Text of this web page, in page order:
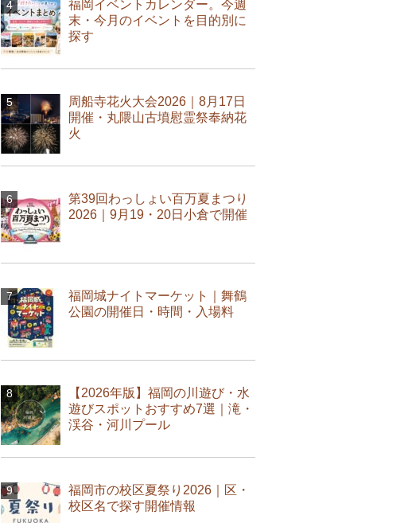
福岡イベントカレンダー。今週
末・今月のイベントを目的別に
探す
周船寺花火大会2026｜8月17日
開催・丸隈山古墳慰霊祭奉納花
火
第39回わっしょい百万夏まつり
2026｜9月19・20日小倉で開催
福岡城ナイトマーケット｜舞鶴
公園の開催日・時間・入場料
【2026年版】福岡の川遊び・水
遊びスポットおすすめ7選｜滝・
渓谷・河川プール
福岡市の校区夏祭り2026｜区・
校区名で探す開催情報